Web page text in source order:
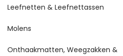
Leefnetten & Leefnettassen
Molens
Onthaakmatten, Weegzakken &